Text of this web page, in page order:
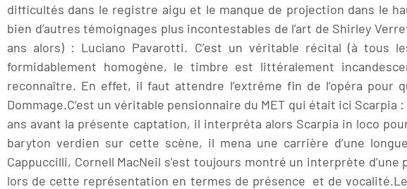
difficultés dans le registre aigu et le manque de projection dans le
bien d’autres témoignages plus incontestables de l’art de Shirley
ans alors) : Luciano Pavarotti. C’est un véritable récital (à tous
formidablement homogène, le timbre est littéralement
reconnaître. En effet, il faut attendre l’extrême fin de l’opéra pour
Dommage.C’est un véritable pensionnaire du MET qui était ici Scarpia
ans avant la présente captation, il interpréta alors Scarpia in loco
baryton verdien sur cette scène, il mena une carrière d’une
Cappuccilli, Cornell MacNeil s’est toujours montré un interprète
lors de cette représentation en termes de présence et de